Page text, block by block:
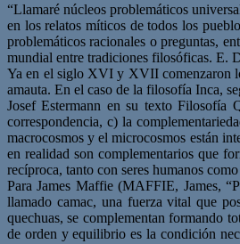
“Llamaré núcleos problemáticos
en los relatos míticos de todos los
problemáticos racionales o preguntas,
mundial entre tradiciones filosóficas. E.
Ya en el siglo XVI y XVII comenzaron
amauta. En el caso de la filosofía Inca,
Josef Estermann en su texto Filosofía
correspondencia, c) la
macrocosmos y el microcosmos están
en realidad son complementarios que
recíproca, tanto con seres humanos
Para James Maffie (MAFFIE, James,
llamado camac, una fuerza vital que
quechuas, se complementan formando
de orden y equilibrio es la condición